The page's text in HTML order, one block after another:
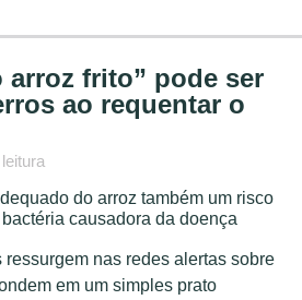
arroz frito” pode ser
ao requentar o
do arroz também um risco
causadora da doença
ressurgem nas redes alertas sobre
em um simples prato